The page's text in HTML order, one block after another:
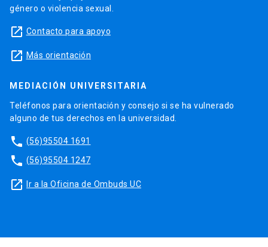
género o violencia sexual.
launch Contacto para apoyo
launch Más orientación
MEDIACIÓN UNIVERSITARIA
Teléfonos para orientación y consejo si se ha vulnerado
alguno de tus derechos en la universidad.
phone (56)95504 1691
phone (56)95504 1247
launch Ir a la Oficina de Ombuds UC